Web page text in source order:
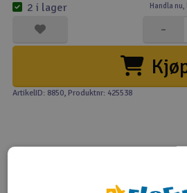
Kamerautrustning
Modellbygg- och
Modelljärnväg
Outlet
Radioutrustning
Handla nu,
-
2 i lager
ArtikelID: 8850, Produktnr: 425538